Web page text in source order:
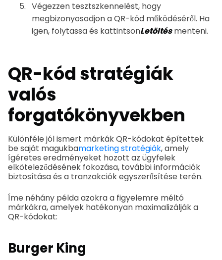
Végezzen tesztszkennelést, hogy
megbizonyosodjon a QR-kód működéséről. Ha
igen, folytassa és kattintsonLetöltésmenteni.
QR-kód stratégiák
valós
forgatókönyvekben
Különféle jól ismert márkák QR-kódokat építettek
be saját magukbamarketing stratégiák, amely
ígéretes eredményeket hozott az ügyfelek
elköteleződésének fokozása, további információk
biztosítása és a tranzakciók egyszerűsítése terén.
Íme néhány példa azokra a figyelemre méltó
márkákra, amelyek hatékonyan maximalizálják a
QR-kódokat:
Burger King